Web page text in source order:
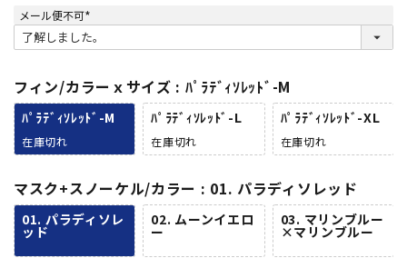
メール便不可
(
必
須
フィン/カラーｘサイズ ﾊﾟﾗﾃﾞｨｿﾚｯﾄﾞ-M
ﾊﾟﾗﾃﾞｨｿﾚｯﾄﾞ-M
在庫切れ
ﾊﾟﾗﾃﾞｨｿﾚｯﾄﾞ-L
在庫切れ
ﾊﾟﾗﾃﾞｨｿﾚｯﾄﾞ-XL
在庫切れ
マスク+スノーケル/カラー 01. パラディソレッド
01. パラディソレ
ッド
02. ムーンイエロ
ー
03. マリンブルー
×マリンブルー